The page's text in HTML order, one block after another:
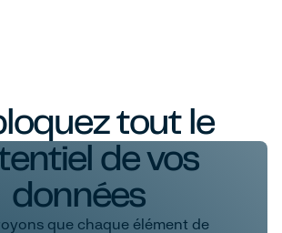
tout le
de vos
données
que chaque élément de